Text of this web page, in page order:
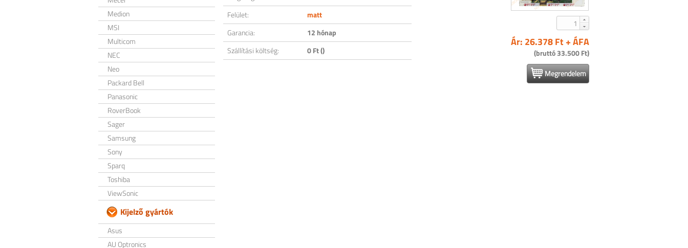
Medion
MSI
Multicom
NEC
Neo
Packard Bell
Panasonic
RoverBook
Sager
Samsung
Sony
Sparq
Toshiba
ViewSonic
Kijelző gyártók
Asus
AU Optronics
Felület:
matt
Garancia:
12 hónap
Szállítási költség:
0 Ft ()
Ár: 26.378 Ft + ÁFA
(bruttó 33.500 Ft)
Megrendelem